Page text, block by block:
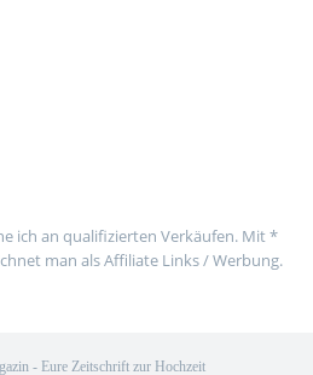
ich an qualifizierten Verkäufen. Mit *
man als Affiliate Links / Werbung.
- Eure Zeitschrift zur Hochzeit